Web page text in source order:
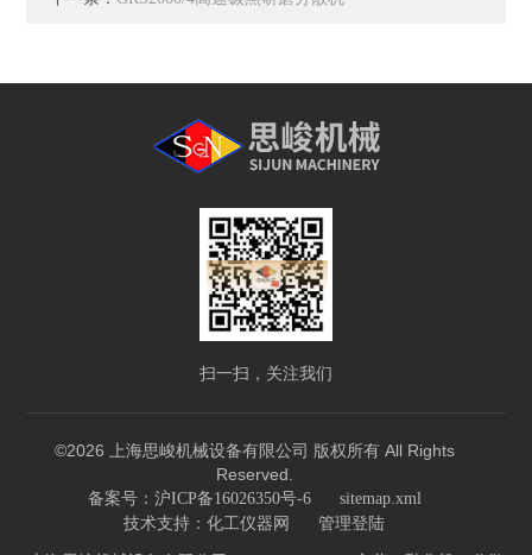
扫一扫，关注我们
©2026 上海思峻机械设备有限公司 版权所有 All Rights
Reserved.
备案号：沪ICP备16026350号-6 sitemap.xml
技术支持： 化工仪器网 管理登陆